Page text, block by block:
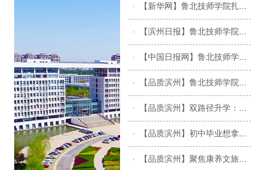
【新华网】鲁北技师学院扎根企业 打造产教融合新模式
【滨州日报】鲁北技师学院赋能“职链滨州”激活职教育人新动能
【中国日报网】鲁北技师学院：一线实践练内功 产教相融强“双师”
【品质滨州】鲁北技师学院食品工程系 拿技能大赛大奖 就业升学双通道
【品质滨州】双路径升学：鲁北技师学院升学部普高班 + 职教高考班招生政策详解
【品质滨州】初中毕业想拿大专文凭还想学技术？鲁北技师五年制化工专业，升学就业双通路！
【品质滨州】聚焦康养文旅新赛道 | 鲁北技师学院健康与文旅学院五大特色专业正式公布